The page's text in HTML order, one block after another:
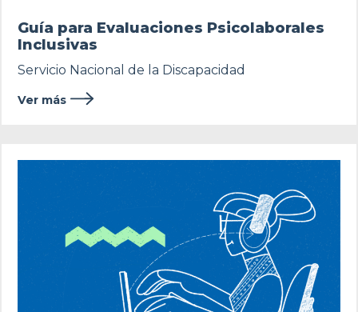
Guía para Evaluaciones Psicolaborales
Inclusivas
Servicio Nacional de la Discapacidad
Ver más